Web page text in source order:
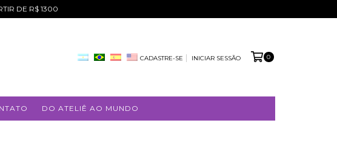
DE R$ 1300
CADASTRE-SE INICIAR SESSÃO 0
DO ATELIÊ AO MUNDO